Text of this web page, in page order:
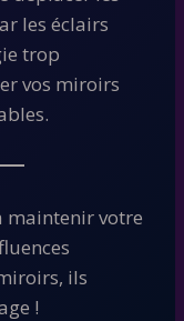
les éclairs
trop
vos miroirs
maintenir votre
ils
!